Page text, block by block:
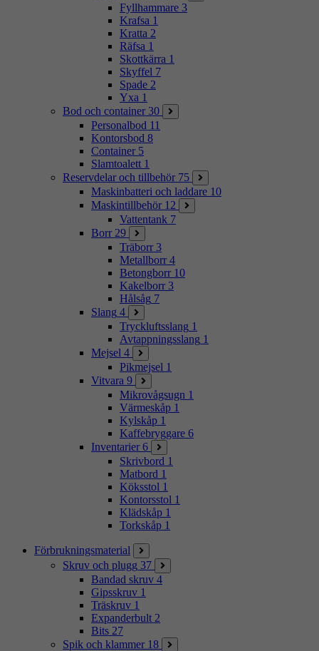
Fyllhammare 3
Krafsa 1
Kratta 2
Räfsa 1
Skottkärra 1
Skyffel 7
Spade 2
Yxa 1
Bod och container 30
Personalbod 11
Kontorsbod 8
Container 5
Slamtoalett 1
Reservdelar och tillbehör 75
Maskinbatteri och laddare 10
Maskintillbehör 12
Vattentank 7
Borr 29
Träborr 3
Metallborr 4
Betongborr 10
Kakelborr 3
Hålsåg 7
Slang 4
Tryckluftsslang 1
Avtappningsslang 1
Mejsel 4
Pikmejsel 1
Vitvara 9
Mikrovågsugn 1
Värmeskåp 1
Kylskåp 1
Kaffebryggare 6
Inventarier 6
Skrivbord 1
Matbord 1
Köksstol 1
Kontorsstol 1
Klädskåp 1
Torkskåp 1
Förbrukningsmaterial
Skruv och plugg 37
Bandad skruv 4
Gipsskruv 1
Träskruv 1
Expanderbult 2
Bits 27
Spik och klammer 18